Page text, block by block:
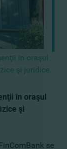
în oraşul
şi juridice.
în oraşul
şi
se